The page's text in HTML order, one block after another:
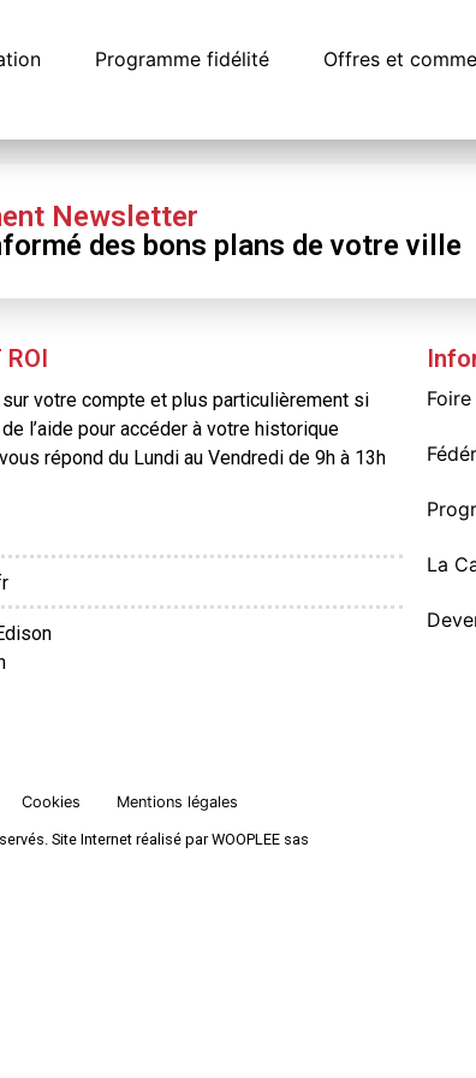
Programme fidélité Offres et
Newsletter
des bons plans de votre ville
votre compte et plus particulièrement si
l’aide pour accéder à votre historique
répond du Lundi au Vendredi de 9h à 13h
La
Cookies Mentions légales
Site Internet réalisé par WOOPLEE sas